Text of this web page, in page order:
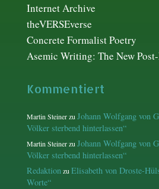
Internet Archive
theVERSEverse
Concrete Formalist Poetry
Asemic Writing: The New
Kommentiert
Martin SteinerzuJohann Wolfgang von
Völker sterbend hinterlassen“
Martin SteinerzuJohann Wolfgang von
Völker sterbend hinterlassen“
RedaktionzuElisabeth von Droste-
Worte“